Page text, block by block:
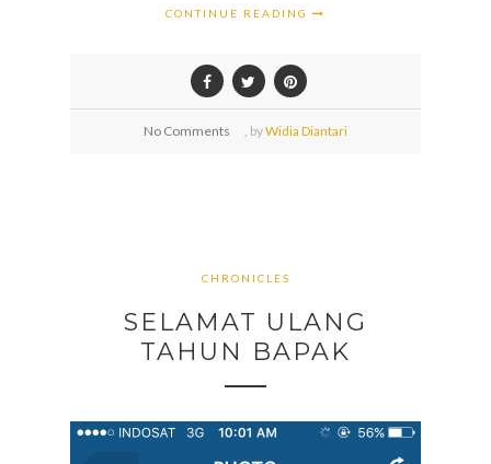
CONTINUE READING
No Comments byWidia Diantari
CHRONICLES
SELAMAT ULANG
TAHUN BAPAK